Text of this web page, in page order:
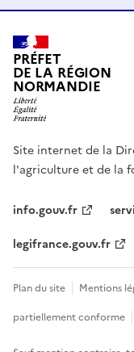
PRÉFET
DE LA RÉGION
NORMANDIE
Site internet de la
l'agriculture et de la
info.gouv.fr
legifrance.gouv.fr
Plan du site Mentions
partiellement conforme